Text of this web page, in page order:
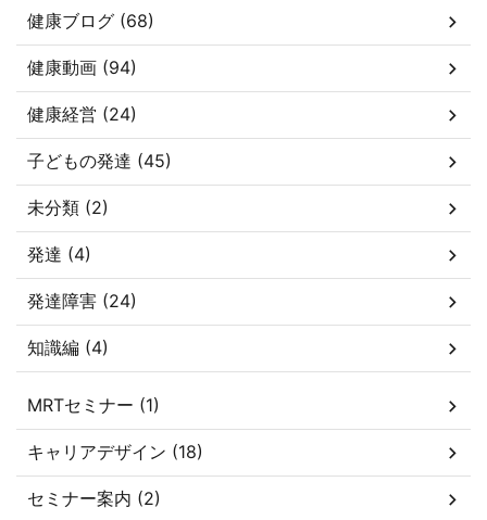
健康ブログ (68)
健康動画 (94)
健康経営 (24)
子どもの発達 (45)
未分類 (2)
発達 (4)
発達障害 (24)
知識編 (4)
MRTセミナー (1)
キャリアデザイン (18)
セミナー案内 (2)